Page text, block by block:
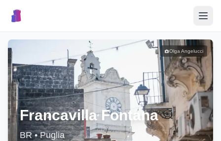
Veranstaltungen
🏘️Ortschaften
📝Event veröffentlichen
Francavilla Fontana
BR•Puglia
Olga Angelucci